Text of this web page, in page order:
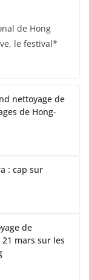
de Hong
le festival*
nettoyage de
de Hong-
: cap sur
de
mars sur les